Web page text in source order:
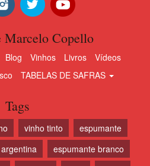
Marcelo Copello
Blog Vinhos Livros
Vídeos
TABELAS DE SAFRAS
Tags
vinho tinto
espumante
argentina
espumante branco